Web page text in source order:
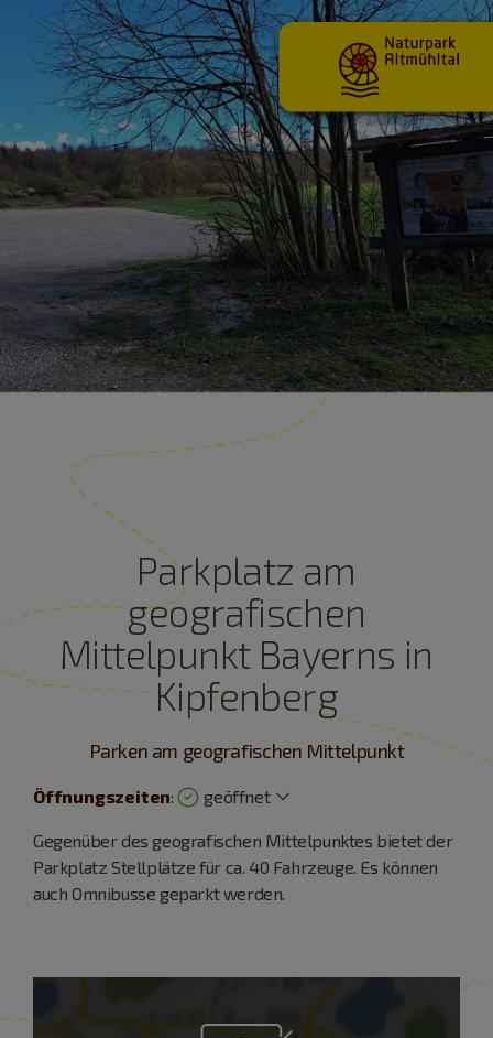
Parkplatz am
geografischen
Mittelpunkt Bayerns in
Kipfenberg
Parken am geografischen Mittelpunkt
Öffnungszeiten: geöffnet
Gegenüber des geografischen Mittelpunktes bietet der
Parkplatz Stellplätze für ca. 40 Fahrzeuge. Es können
auch Omnibusse geparkt werden.